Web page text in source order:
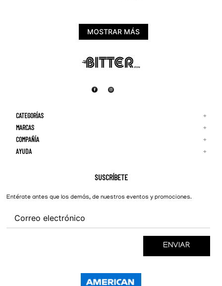
MOSTRAR MÁS
CATEGORÍAS +
MARCAS +
Adidas
Reebok
COMPAÑÍA +
Quiénes Somos
AYUDA +
SUSCRÍBETE
Entérate antes que los demás, de nuestros eventos y promociones.
ENVIAR